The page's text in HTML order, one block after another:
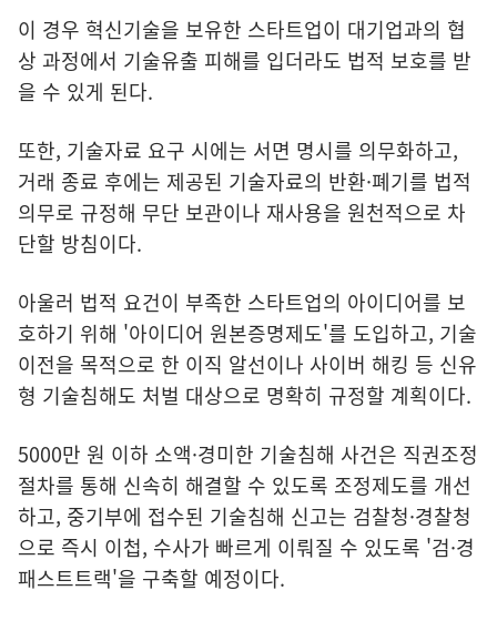
이 경우 혁신기술을 보유한 스타트업이 대기업과의 협
상 과정에서 기술유출 피해를 입더라도 법적 보호를 받
을 수 있게 된다.
또한, 기술자료 요구 시에는 서면 명시를 의무화하고,
거래 종료 후에는 제공된 기술자료의 반환·폐기를 법적
의무로 규정해 무단 보관이나 재사용을 원천적으로 차
단할 방침이다.
아울러 법적 요건이 부족한 스타트업의 아이디어를 보
호하기 위해 '아이디어 원본증명제도'를 도입하고, 기술
이전을 목적으로 한 이직 알선이나 사이버 해킹 등 신유
형 기술침해도 처벌 대상으로 명확히 규정할 계획이다.
5000만 원 이하 소액·경미한 기술침해 사건은 직권조정
절차를 통해 신속히 해결할 수 있도록 조정제도를 개선
하고, 중기부에 접수된 기술침해 신고는 검찰청·경찰청
으로 즉시 이첩, 수사가 빠르게 이뤄질 수 있도록 '검·경
패스트트랙'을 구축할 예정이다.